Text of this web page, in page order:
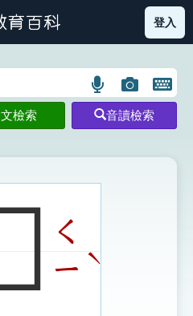
圖示 部首索引表圖示
登入
語
言
搜
示
圖
片
搜
開
鍵
圖
檢索 音讀檢索
ㄑ
ㄧˋ